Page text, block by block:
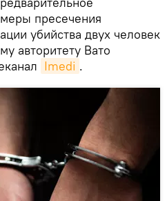
пресечения
убийства двух человек
авторитету Вато
Imedi .